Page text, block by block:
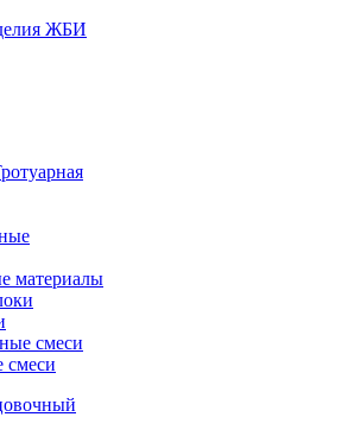
ЖБИ
материалы
смеси